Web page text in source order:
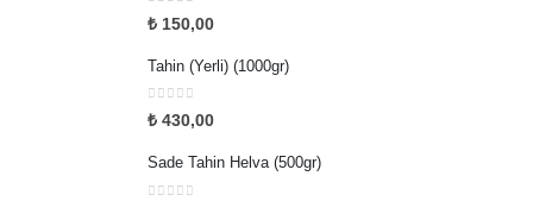
0 5 üzerinden
₺ 150,00
Tahin (Yerli) (1000gr)
0 5 üzerinden
₺ 430,00
Sade Tahin Helva (500gr)